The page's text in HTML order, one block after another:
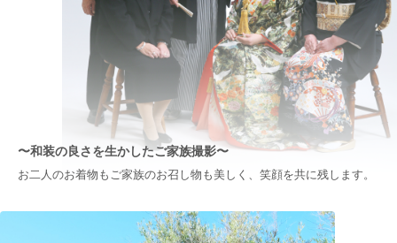
〜和装の良さを生かしたご家族撮影〜
お二人のお着物もご家族のお召し物も美しく、笑顔を共に残します。